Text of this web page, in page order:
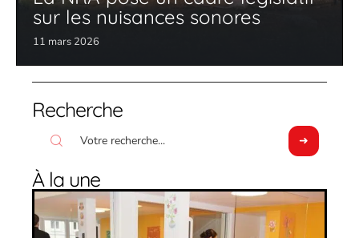
sur les nuisances sonores
11 mars 2026
Recherche
À la une